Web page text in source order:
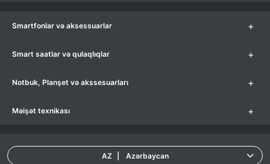
Smartfonlar və aksessuarlar +
Smart saatlar və qulaqlıqlar +
Notbuk, Planşet və akssesuarları +
Məişət texnikası +
AZ Azərbaycan